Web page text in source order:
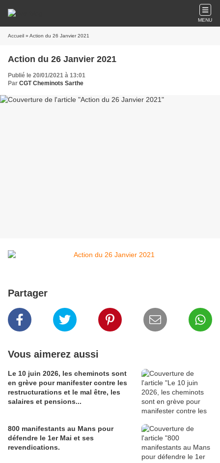
MENU
Accueil » Action du 26 Janvier 2021
Action du 26 Janvier 2021
Publié le 20/01/2021 à 13:01
Par CGT Cheminots Sarthe
Partager
Vous aimerez aussi
Le 10 juin 2026, les cheminots sont
en grève pour manifester contre les
restructurations et le mal être, les
salaires et pensions...
800 manifestants au Mans pour
défendre le 1er Mai et ses
revendications.